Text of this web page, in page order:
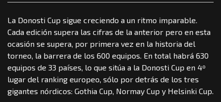
La Donosti Cup sigue creciendo a un ritmo imparable.
Cada edición supera las cifras de la anterior pero en esta
ocasión se supera, por primera vez en la historia del
torneo, la barrera de los 600 equipos. En total habrá 630
equipos de 33 países, lo que sitúa a la Donosti Cup en 4º
lugar del ranking europeo, sólo por detrás de los tres
gigantes nórdicos: Gothia Cup, Normay Cup y Helsinki Cup.